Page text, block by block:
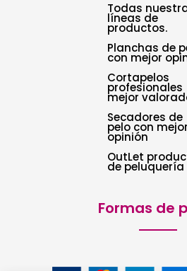
Todas
líneas de
productos.
Planchas de
con mejor
Cortapelos
profesionales
mejor
Secadores de
pelo con mejor
opinión
OutLet
de peluquería
Formas de